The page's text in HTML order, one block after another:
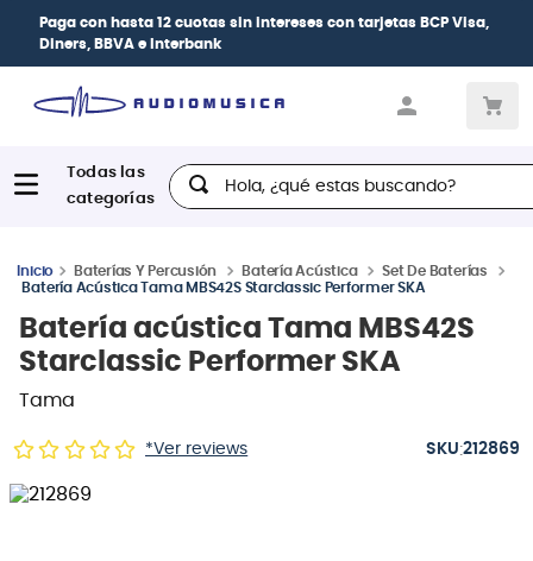
Paga con hasta 12 cuotas sin intereses con tarjetas BCP Visa,
Diners, BBVA e Interbank
Hola, ¿qué estas buscando?
Baterías Y Percusión Batería Acústica
Set De Baterías
Batería Acústica Tama MBS42S Starclassic Performer SKA
Batería acústica Tama MBS42S
Starclassic Performer SKA
Tama
*Ver reviews :212869